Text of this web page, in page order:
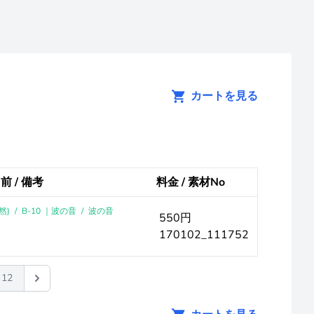
カートを見る
/ 備考 料金 / 素材No
) / B-10 ｜波の音 / 波の音
550円
170102_111752
12